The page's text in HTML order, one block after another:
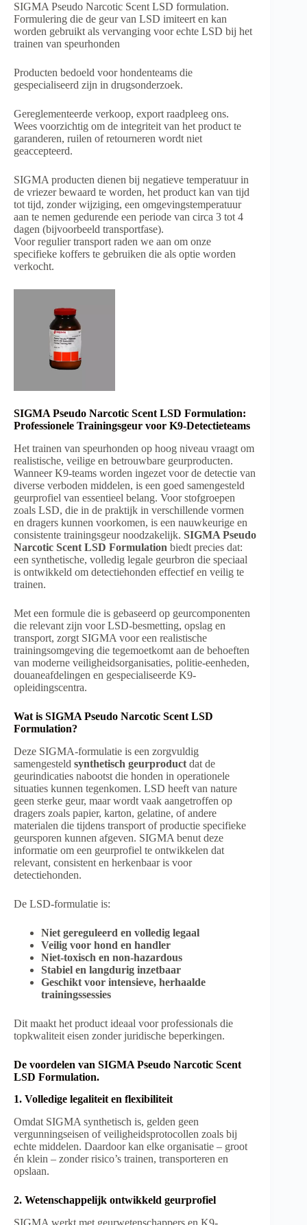
SIGMA Pseudo Narcotic Scent LSD formulation.
Formulering die de geur van LSD imiteert en kan
worden gebruikt als vervanging voor echte LSD bij het
trainen van speurhonden
Producten bedoeld voorhondenteams die
gespecialiseerd zijn in drugsonderzoek.
Gereglementeerde verkoop, export raadpleeg ons.
Wees voorzichtig om de integriteit van het product te
garanderen, ruilen of retourneren wordt niet
geaccepteerd.
SIGMA producten dienen bij negatieve temperatuur in
de vriezer bewaard te worden, het product kan van tijd
tot tijd, zonder wijziging, een omgevingstemperatuur
aan te nemen gedurende een periode van circa 3 tot 4
dagen (bijvoorbeeld transportfase).
Voor regulier transport raden we aan om onze
specifieke koffers te gebruiken die als optie worden
verkocht.
SIGMA Pseudo Narcotic Scent LSD Formulation:
Professionele Trainingsgeur voor K9-Detectieteams
Het trainen van speurhonden op hoog niveau vraagt om
realistische, veilige en betrouwbare geurproducten.
Wanneer K9-teams worden ingezet voor de detectie van
diverse verboden middelen, is een goed samengesteld
geurprofiel van essentieel belang. Voor stofgroepen
zoals LSD, die in de praktijk in verschillende vormen
en dragers kunnen voorkomen, is een nauwkeurige en
consistente trainingsgeur noodzakelijk. SIGMA Pseudo
Narcotic Scent LSD Formulation biedt precies dat:
een synthetische, volledig legale geurbron die speciaal
is ontwikkeld om detectiehonden effectief en veilig te
trainen.
Met een formule die is gebaseerd op geurcomponenten
die relevant zijn voor LSD-besmetting, opslag en
transport, zorgt SIGMA voor een realistische
trainingsomgeving die tegemoetkomt aan de behoeften
van moderne veiligheidsorganisaties, politie-eenheden,
douaneafdelingen en gespecialiseerde K9-
opleidingscentra.
Wat is SIGMA Pseudo Narcotic Scent LSD
Formulation?
Deze SIGMA-formulatie is een zorgvuldig
samengesteld synthetisch geurproduct dat de
geurindicaties nabootst die honden in operationele
situaties kunnen tegenkomen. LSD heeft van nature
geen sterke geur, maar wordt vaak aangetroffen op
dragers zoals papier, karton, gelatine, of andere
materialen die tijdens transport of productie specifieke
geursporen kunnen afgeven. SIGMA benut deze
informatie om een geurprofiel te ontwikkelen dat
relevant, consistent en herkenbaar is voor
detectiehonden.
De LSD-formulatie is:
Niet gereguleerd en volledig legaal
Veilig voor hond en handler
Niet-toxisch en non-hazardous
Stabiel en langdurig inzetbaar
Geschikt voor intensieve, herhaalde
trainingssessies
Dit maakt het product ideaal voor professionals die
topkwaliteit eisen zonder juridische beperkingen.
De voordelen van SIGMA Pseudo Narcotic Scent
LSD Formulation.
1. Volledige legaliteit en flexibiliteit
Omdat SIGMA synthetisch is, gelden geen
vergunningseisen of veiligheidsprotocollen zoals bij
echte middelen. Daardoor kan elke organisatie – groot
én klein – zonder risico’s trainen, transporteren en
opslaan.
2. Wetenschappelijk ontwikkeld geurprofiel
SIGMA werkt met geurwetenschappers en K9-